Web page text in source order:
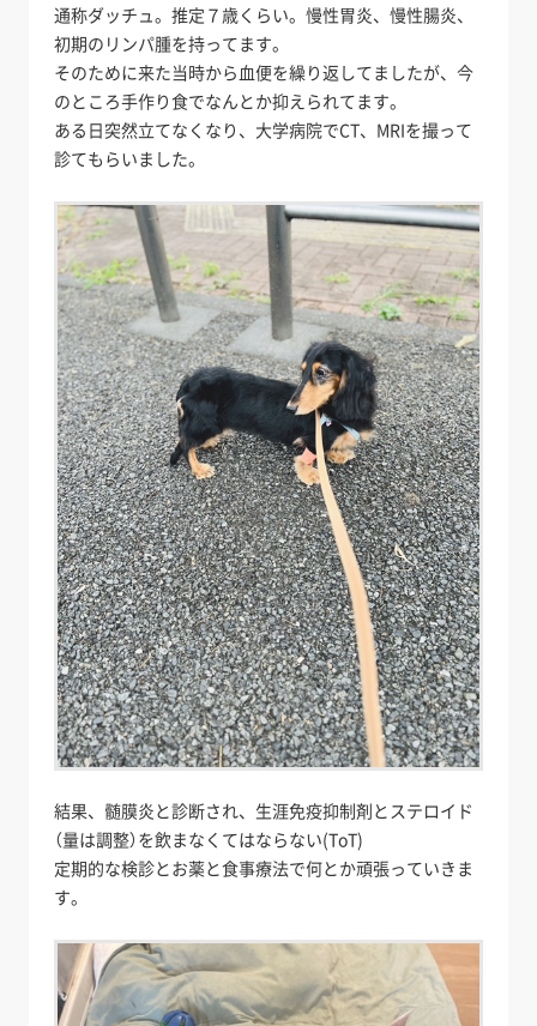
通称ダッチュ。推定７歳くらい。慢性胃炎、慢性腸炎、
初期のリンパ腫を持ってます。
そのために来た当時から血便を繰り返してましたが、今
のところ手作り食でなんとか抑えられてます。
ある日突然立てなくなり、大学病院でCT、MRIを撮って
診てもらいました。
結果、髄膜炎と診断され、生涯免疫抑制剤とステロイド
（量は調整）を飲まなくてはならない(ToT)
定期的な検診とお薬と食事療法で何とか頑張っていきま
す。